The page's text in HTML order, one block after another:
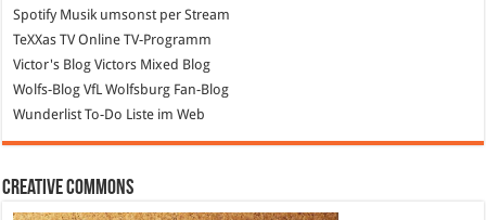
SpotifyMusik umsonst per Stream
TeXXas TVOnline TV-Programm
Victor's Blog Victors Mixed Blog
Wolfs-Blog VfL Wolfsburg Fan-Blog
WunderlistTo-Do Liste im Web
Creative Commons